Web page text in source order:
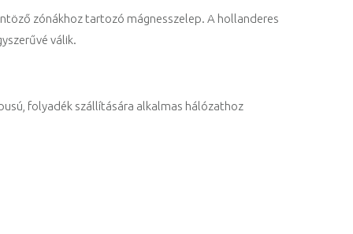
zónákhoz tartozó mágnesszelep. A hollanderes
válik.
folyadék szállítására alkalmas hálózathoz